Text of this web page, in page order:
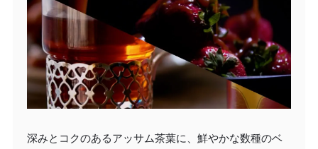
深みとコクのあるアッサム茶葉に、鮮やかな数種のベ